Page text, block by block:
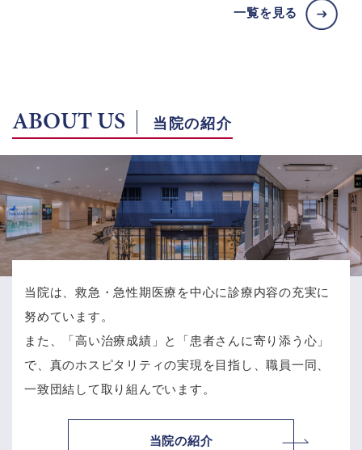
一覧を見る
ABOUT US 当院の紹介
当院は、救急・急性期医療を中心に診療内容の充実に
努めています。
また、「高い治療成績」と「患者さんに寄り添う心」
で、 真のホスピタリティの実現を目指し、職員一同、
一致団結して取り組んでいます。
当院の紹介